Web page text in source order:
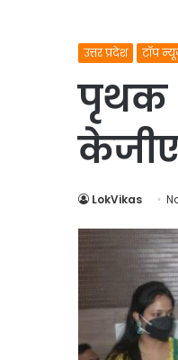
उत्तर प्रदेश टॉप
पृथक
LokVikas